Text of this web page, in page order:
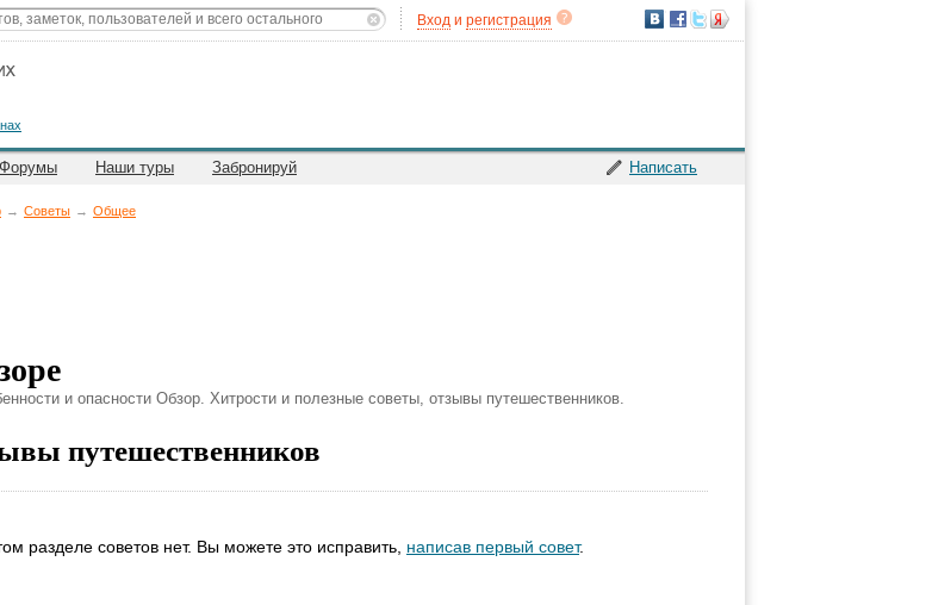
Вход и регистрация
Написать
Форумы Наши туры Забронируй
→ Советы → Общее
и опасности Обзор. Хитрости и полезные советы, отзывы путешественников.
путешественников
разделе советов нет. Вы можете это исправить, написав первый совет.